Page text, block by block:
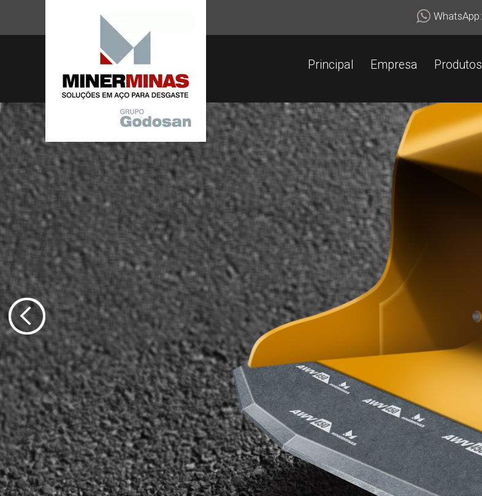
WhatsApp:
+55 (34) 99147-7318
Principal Empresa Produtos